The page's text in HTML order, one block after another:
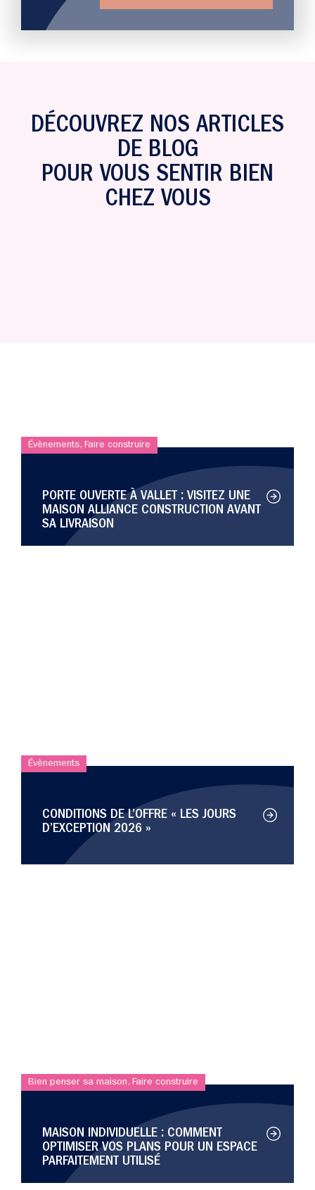
DÉCOUVREZ NOS ARTICLES
DE BLOG
POUR VOUS SENTIR BIEN
CHEZ VOUS
Évènements, Faire construire
PORTE OUVERTE À VALLET : VISITEZ UNE
MAISON ALLIANCE CONSTRUCTION AVANT
SA LIVRAISON
Évènements
CONDITIONS DE L’OFFRE « LES JOURS
D’EXCEPTION 2026 »
Bien penser sa maison, Faire construire
MAISON INDIVIDUELLE : COMMENT
OPTIMISER VOS PLANS POUR UN ESPACE
PARFAITEMENT UTILISÉ